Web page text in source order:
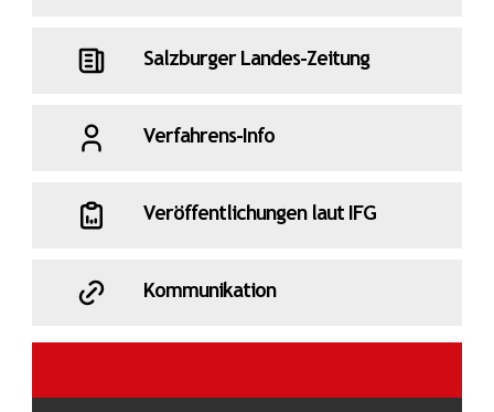
Salzburger Landes-Zeitung
Verfahrens-Info
Veröffentlichungen laut IFG
Kommunikation